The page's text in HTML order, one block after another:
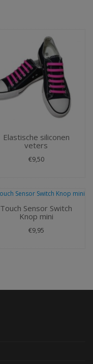
Elastische siliconen
veters
€9,50
Touch Sensor Switch
Knop mini
€9,95